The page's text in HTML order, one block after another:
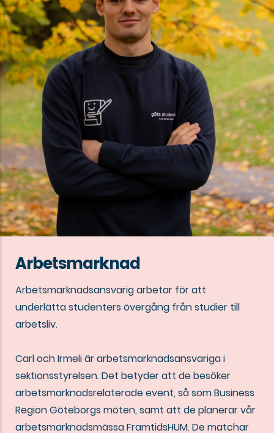
Arbetsmarknad
Arbetsmarknadsansvarig arbetar för att
underlätta studenters övergång från studier till
arbetsliv.
Carl och Irmeli är arbetsmarknadsansvariga i
sektionsstyrelsen. Det betyder att de besöker
arbetsmarknadsrelaterade event, så som Business
Region Göteborgs möten, samt att de planerar vår
arbetsmarknadsmässa FramtidsHUM. De matchar